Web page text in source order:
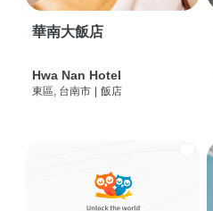
華南大飯店
Hwa Nan Hotel
東區, 台南市 | 飯店